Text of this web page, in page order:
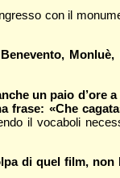
con il
un paio d’ore
frase: «Che
il vocaboli
di quel film, non